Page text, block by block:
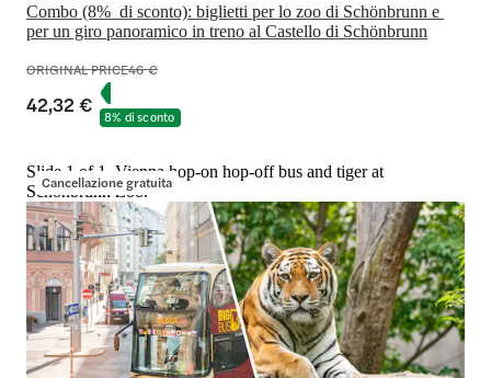
Combo (8%  di sconto): biglietti per lo zoo di Schönbrunn e
per un giro panoramico in treno al Castello di Schönbrunn
ORIGINAL PRICE46 €
42,32 € 8% di sconto
Cancellazione gratuita
Slide 1 of 1, Vienna hop-on hop-off bus and tiger at
Schönbrunn Zoo.